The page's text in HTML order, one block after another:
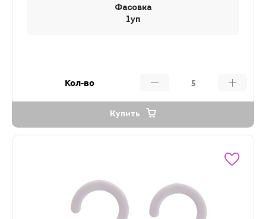
Фасовка
1уп
Кол-во
Купить